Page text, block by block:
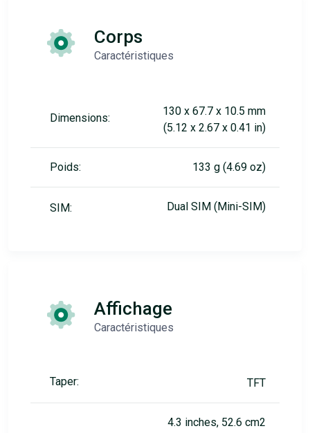
Corps
Caractéristiques
Dimensions:
130 x 67.7 x 10.5 mm
(5.12 x 2.67 x 0.41 in)
Poids: 133 g (4.69 oz)
SIM: Dual SIM (Mini-SIM)
Affichage
Caractéristiques
Taper: TFT
4.3 inches, 52.6 cm2